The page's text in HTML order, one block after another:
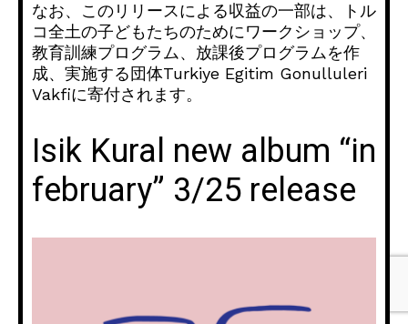
なお、このリリースによる収益の一部は、
トル
コ全土の子どもたちのためにワークショップ、
教育訓練プログラム、放課後プログラムを作
成、 実施する団体Turkiye Egitim Gonulluleri
Vakfiに寄付されます。
Isik Kural new album “in
february” 3/25 release